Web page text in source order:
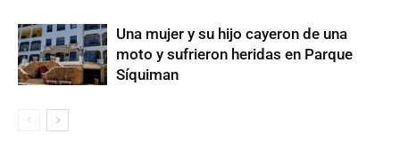
Una mujer y su hijo cayeron de una
moto y sufrieron heridas en Parque
Síquiman